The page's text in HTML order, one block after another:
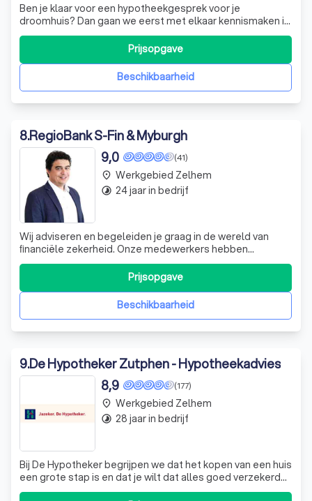
Ben je klaar voor een hypotheekgesprek voor je
droomhuis? Dan gaan we eerst met elkaar kennismaken in
een oriëntatiegesprek. Dat is bij ons gratis. En een
oriëntatiegesprek kan in bijna 200 SNS Winkels door het
land. Bevalt het gesprek? Dan gaan we voor je aan de slag
met een hypotheekadviseur bij
Beschikbaarheid
Prijsopgave
8.RegioBank S-Fin & Myburgh
(41)
9,0
Wij adviseren en begeleiden je graag in de wereld van
ﬁnanciële zekerheid. Onze medewerkers hebben
jarenlange ervaring op het gebied van verzekeringen,
hypotheken, bankzaken en administraties deskundig en
onafhankelijke specialisten we houden van persoonlijke
aandacht alleen het beste advies telt S
Beschikbaarheid
Prijsopgave
place Werkgebied Zelhem
timelapse 24 jaar in bedrijf
9.De Hypotheker Zutphen - Hypotheekadvies
(177)
8,9
Bij De Hypotheker begrijpen we dat het kopen van een huis
een grote stap is en dat je wilt dat alles goed verzekerd
is. Daarom bieden we een uitgebreid scala aan
place Werkgebied Zelhem
timelapse 28 jaar in bedrijf